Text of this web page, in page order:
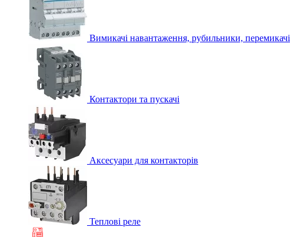
Вимикачі навантаження, рубильники, перемикачі
Контактори та пускачі
Аксесуари для контакторів
Теплові реле